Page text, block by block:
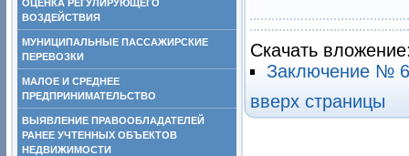
ОЦЕНКА РЕГУЛИРУЮЩЕГО
ВОЗДЕЙСТВИЯ
МУНИЦИПАЛЬНЫЕ ПАССАЖИРСКИЕ
ПЕРЕВОЗКИ
МАЛОЕ И СРЕДНЕЕ
ПРЕДПРИНИМАТЕЛЬСТВО
ВЫЯВЛЕНИЕ ПРАВООБЛАДАТЕЛЕЙ
РАНЕЕ УЧТЕННЫХ ОБЪЕКТОВ
НЕДВИЖИМОСТИ
Скачать
Заключение №
вверх страницы